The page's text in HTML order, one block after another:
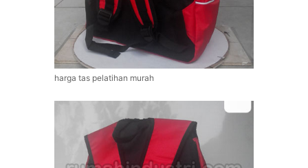
harga tas pelatihan murah